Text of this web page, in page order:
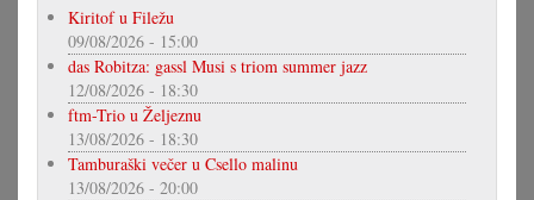
Kiritof u Filežu
09/08/2026 - 15:00
das Robitza: gassl Musi s triom summer jazz
12/08/2026 - 18:30
ftm-Trio u Željeznu
13/08/2026 - 18:30
Tamburaški večer u Csello malinu
13/08/2026 - 20:00